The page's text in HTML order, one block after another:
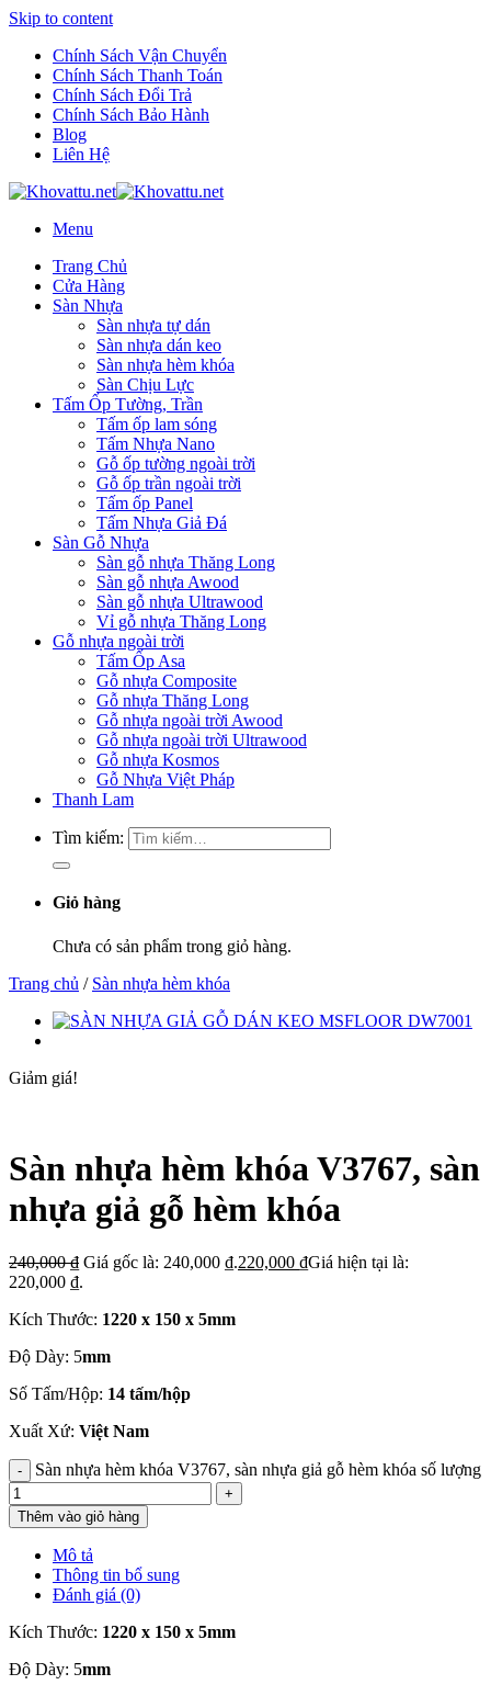
Skip to content
Chính Sách Vận Chuyển
Chính Sách Thanh Toán
Chính Sách Đổi Trả
Chính Sách Bảo Hành
Blog
Liên Hệ
Menu
Trang Chủ
Cửa Hàng
Sàn Nhựa
Sàn nhựa tự dán
Sàn nhựa dán keo
Sàn nhựa hèm khóa
Sàn Chịu Lực
Tấm Ốp Tường, Trần
Tấm ốp lam sóng
Tấm Nhựa Nano
Gỗ ốp tường ngoài trời
Gỗ ốp trần ngoài trời
Tấm ốp Panel
Tấm Nhựa Giả Đá
Sàn Gỗ Nhựa
Sàn gỗ nhựa Thăng Long
Sàn gỗ nhựa Awood
Sàn gỗ nhựa Ultrawood
Vỉ gỗ nhựa Thăng Long
Gỗ nhựa ngoài trời
Tấm Ốp Asa
Gỗ nhựa Composite
Gỗ nhựa Thăng Long
Gỗ nhựa ngoài trời Awood
Gỗ nhựa ngoài trời Ultrawood
Gỗ nhựa Kosmos
Gỗ Nhựa Việt Pháp
Thanh Lam
Tìm kiếm:
Giỏ hàng
Chưa có sản phẩm trong giỏ hàng.
Trang chủ / Sàn nhựa hèm khóa
Giảm giá!
Sàn nhựa hèm khóa V3767, sàn
nhựa giả gỗ hèm khóa
240,000₫ Giá gốc là: 240,000 ₫.220,000 ₫Giá hiện tại là:
220,000 ₫.
Kích Thước: 1220 x 150 x 5mm
Độ Dày: 5mm
Số Tấm/Hộp: 14 tấm/hộp
Xuất Xứ: Việt Nam
Sàn nhựa hèm khóa V3767, sàn nhựa giả gỗ hèm khóa số lượng
Thêm vào giỏ hàng
Mô tả
Thông tin bổ sung
Đánh giá (0)
Kích Thước: 1220 x 150 x 5mm
Độ Dày: 5mm